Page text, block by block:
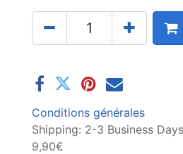
Conditions générales
Shipping: 2-3 Business
9,90€